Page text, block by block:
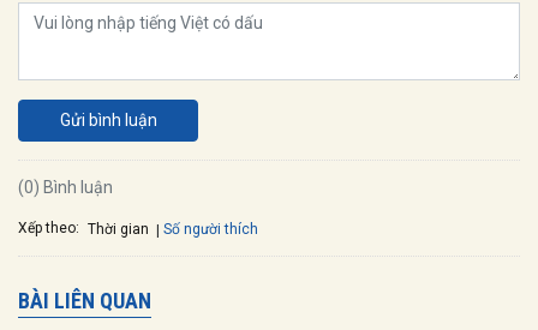
Gửi bình luận
(0) Bình luận
Xếp theo: Thời gian Số người thích
BÀI LIÊN QUAN